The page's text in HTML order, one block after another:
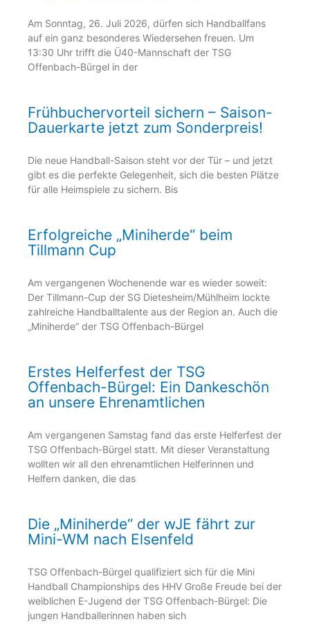
Am Sonntag, 26. Juli 2026, dürfen sich Handballfans
auf ein ganz besonderes Wiedersehen freuen. Um
13:30 Uhr trifft die Ü40-Mannschaft der TSG
Offenbach-Bürgel in der
Frühbuchervorteil sichern – Saison-
Dauerkarte jetzt zum Sonderpreis!
Die neue Handball-Saison steht vor der Tür – und jetzt
gibt es die perfekte Gelegenheit, sich die besten Plätze
für alle Heimspiele zu sichern. Bis
Erfolgreiche „Miniherde“ beim
Tillmann Cup
Am vergangenen Wochenende war es wieder soweit:
Der Tillmann-Cup der SG Dietesheim/Mühlheim lockte
zahlreiche Handballtalente aus der Region an. Auch die
„Miniherde“ der TSG Offenbach-Bürgel
Erstes Helferfest der TSG
Offenbach-Bürgel: Ein Dankeschön
an unsere Ehrenamtlichen
Am vergangenen Samstag fand das erste Helferfest der
TSG Offenbach-Bürgel statt. Mit dieser Veranstaltung
wollten wir all den ehrenamtlichen Helferinnen und
Helfern danken, die das
Die „Miniherde“ der wJE fährt zur
Mini-WM nach Elsenfeld
TSG Offenbach-Bürgel qualifiziert sich für die Mini
Handball Championships des HHV Große Freude bei der
weiblichen E-Jugend der TSG Offenbach-Bürgel: Die
jungen Handballerinnen haben sich